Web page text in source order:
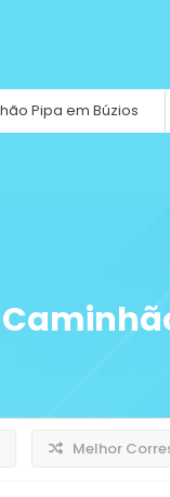
Melhor